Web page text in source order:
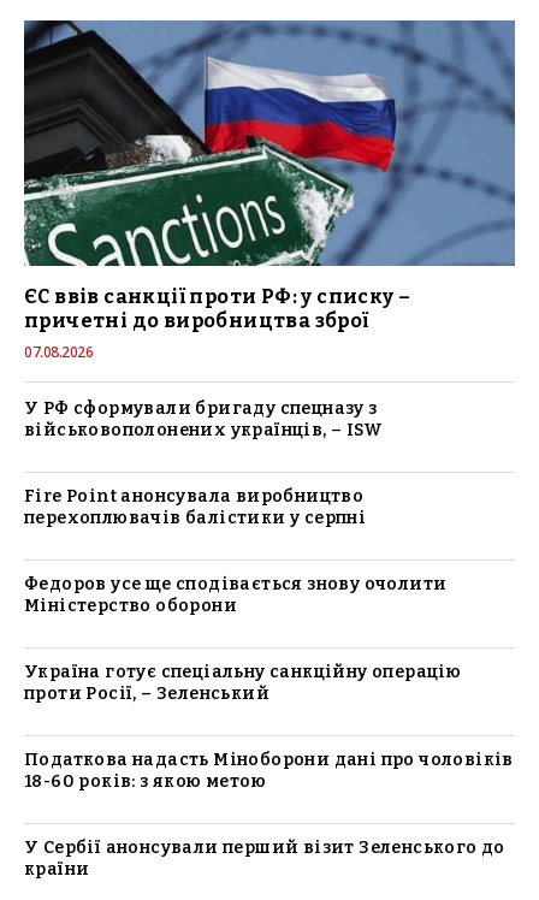
ЄС ввів санкції проти РФ: у списку –
причетні до виробництва зброї
07.08.2026
У РФ сформували бригаду спецназу з
військовополонених українців, – ISW
Fire Point анонсувала виробництво
перехоплювачів балістики у серпні
Федоров усе ще сподівається знову очолити
Міністерство оборони
Україна готує спеціальну санкційну операцію
проти Росії, – Зеленський
Податкова надасть Міноборони дані про чоловіків
18-60 років: з якою метою
У Сербії анонсували перший візит Зеленського до
країни